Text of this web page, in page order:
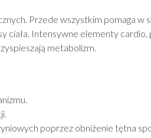
Przede wszystkim pomaga w
ciała. Intensywne elementy
metabolizm.
poprzez obniżenie tętna